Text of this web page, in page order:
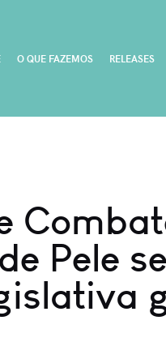
O QUE FAZEMOS RELEASES
Pele